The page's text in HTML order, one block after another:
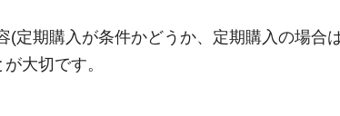
(定期購入が条件かどうか、定期購入の場合
大切です。